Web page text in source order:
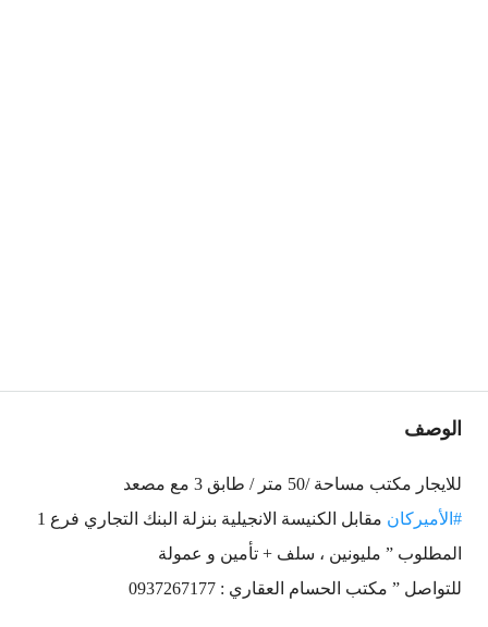
الوصف
للايجار مكتب مساحة /50 متر / طابق 3 مع مصعد
#الأميركان مقابل الكنيسة الانجيلية بنزلة البنك التجاري فرع 1
المطلوب ” مليونين ، سلف + تأمين و عمولة
للتواصل ” مكتب الحسام العقاري : 0937267177